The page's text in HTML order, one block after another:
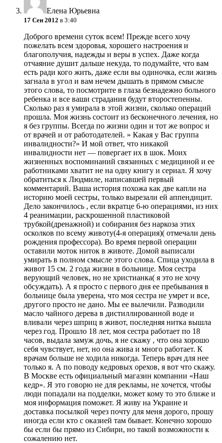
Елена Юрьевна
17 Сен 2012 в 3:40
Доброго времени суток всем! Прежде всего хочу
пожелать всем здоровья, хорошего настроения и
благополучия, надежды и веры в успех. Даже когда
отчаяние душит дальше некуда, то подумайте, что вам
есть ради кого жить, даже если вы одиночка, если жизнь
загнала в угол и вам нечем дышать в прямом смысле
этого слова, то посмотрите в глаза безнадежно больного
ребенка и все ваши страдания будут второстепенны.
Сколько раз я умирала в этой жизни, сколько операций
прошла. Моя жизнь состоит из бесконечного лечения, но
я без группы. Всегда по жизни один и тот же вопрос и
от врачей и от работодателей. » Какая у Вас группа
инвалидности?» И мой ответ, что никакой
инвалидности нет — повергает их в шок. Моих
жизненных воспоминаний связанных с медициной и ее
работниками хватит не на одну книгу и сериал. Я хочу
обратиться к Людмиле, написавшей первый
комментарий. Ваша история похожа как две капли на
историю моей сестры, только вырезали ей аппендицит.
Дело закончилось , если вкратце 6-ю операциями, из них
4 реанимации, раскрошенной пластиковой
трубкой(дренажной) и собирания без наркоза этих
осколков по всему животу(4-я операция)( отмечали день
рождения профессора). Во время первой операции
оставили моток ниток в животе. Домой выписали
умирать в полном смысле этого слова. Спица уходила в
живот 15 см. 2 года жизни в больнице. Моя сестра
верующий человек, но не христианка( я это не хочу
обсуждать). А я просто с первого дня ее пребывания в
больнице была уверена, что моя сестра не умрет и все,
другого просто не дано. Мы ее вылечили. Разводили
масло чайного дерева в дистиллированной воде и
вливали через шприц в живот, последняя нитка вышла
через год. Прошло 18 лет, моя сестра работает по 18
часов, выдала замуж дочь, я не скажу , что она хорошо
себя чувствует, нет, но она жива и много работает. К
врачам больше не ходила никогда. Теперь врач для нее
только я. А по поводу кедровых орехов, я вот что скажу.
В Москве есть официальный магазин компании «Наш
кедр». Я это говорю не для рекламы, не хочется, чтобы
люди попадали на подделки, может кому то это ближе и
моя информация поможет. Я живу на Украине и
доставка посылкой через почту для меня дорого, прошу
иногда если кто с оказией там бывает. Конечно хорошо
бы если бы прямо из Сибири, но такой возможности к
сожалению нет.